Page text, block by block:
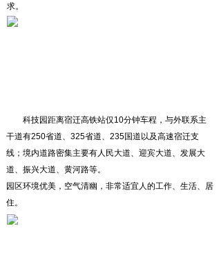
求。
科技园距离宿迁高铁站仅10分钟车程，与外联系主
干道有250省道、325省道、235国道以及高速宿迁支
线；境内道路密集主要有人民大道、迎宾大道、发展大
道、振兴大道、黄河路等。
园区环境优美，空气清幽，非常适宜人的工作、生活、居
住。